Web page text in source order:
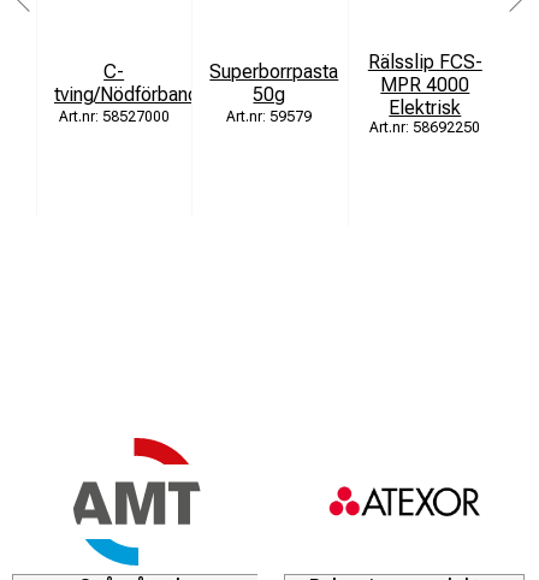
C-
tving/Nödförband
58527000
Superborrpasta
50g
59579
Rälsslip FCS-
MPR 4000
Elektrisk
58692250